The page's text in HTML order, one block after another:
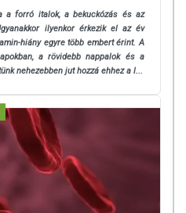
a forró italok, a bekuckózás és az
ilyenkor érkezik el az év
hiány egyre több embert érint. A
a rövidebb nappalok és a
nehezebben jut hozzá ehhez a l...